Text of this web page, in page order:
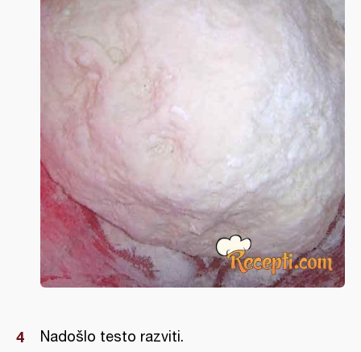
Nadošlo testo razviti.